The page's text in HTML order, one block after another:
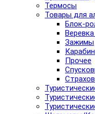
Термосы
Товары для
Блок-
Зажимы
Прочее